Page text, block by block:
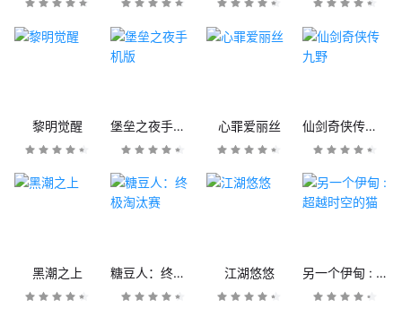
黎明觉醒 堡垒之夜手机版 心罪爱丽丝 仙剑奇侠传九野
黑潮之上 糖豆人：终极淘汰赛 江湖悠悠 另一个伊甸 : 超越时空的猫